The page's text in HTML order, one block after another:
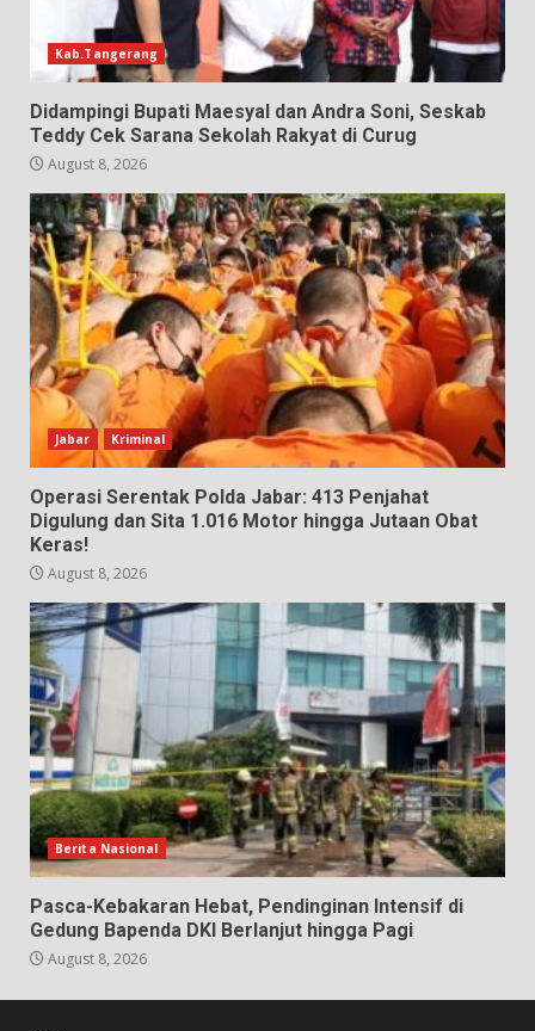
Kab.Tangerang
Didampingi Bupati Maesyal dan Andra Soni, Seskab
Teddy Cek Sarana Sekolah Rakyat di Curug
August 8, 2026
Jabar Kriminal
Operasi Serentak Polda Jabar: 413 Penjahat
Digulung dan Sita 1.016 Motor hingga Jutaan Obat
Keras!
August 8, 2026
Berita Nasional
Pasca-Kebakaran Hebat, Pendinginan Intensif di
Gedung Bapenda DKI Berlanjut hingga Pagi
August 8, 2026